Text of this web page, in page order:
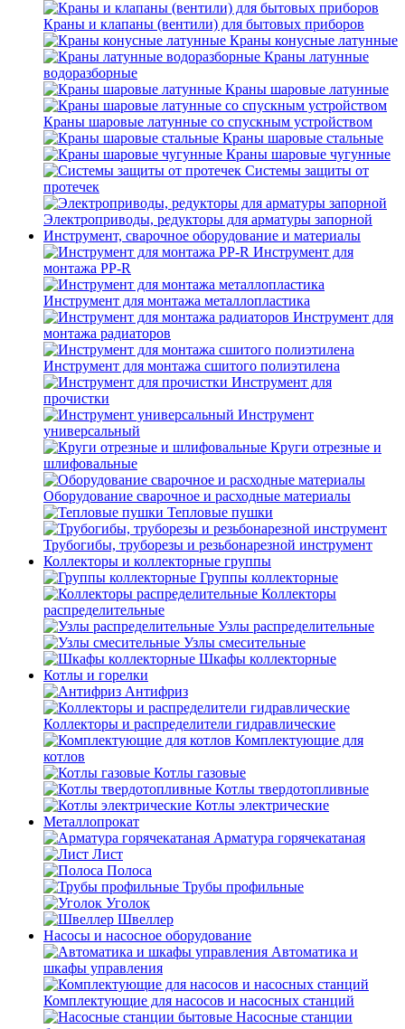
Краны и клапаны (вентили) для бытовых приборов
Краны конусные латунные
Краны латунные
водоразборные
Краны шаровые латунные
Краны шаровые латунные со спускным устройством
Краны шаровые стальные
Краны шаровые чугунные
Системы защиты от
протечек
Электроприводы, редукторы для арматуры запорной
Инструмент, сварочное оборудование и материалы
Инструмент для
монтажа PP-R
Инструмент для монтажа металлопластика
Инструмент для
монтажа радиаторов
Инструмент для монтажа сшитого полиэтилена
Инструмент для
прочистки
Инструмент
универсальный
Круги отрезные и
шлифовальные
Оборудование сварочное и расходные материалы
Тепловые пушки
Трубогибы, труборезы и резьбонарезной инструмент
Коллекторы и коллекторные группы
Группы коллекторные
Коллекторы
распределительные
Узлы распределительные
Узлы смесительные
Шкафы коллекторные
Котлы и горелки
Антифриз
Коллекторы и распределители гидравлические
Комплектующие для
котлов
Котлы газовые
Котлы твердотопливные
Котлы электрические
Металлопрокат
Арматура горячекатаная
Лист
Полоса
Трубы профильные
Уголок
Швеллер
Насосы и насосное оборудование
Автоматика и
шкафы управления
Комплектующие для насосов и насосных станций
Насосные станции